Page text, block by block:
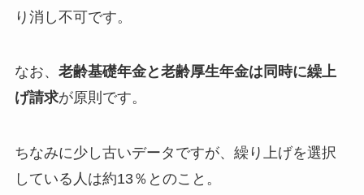
り消し不可です。
なお、 老齢基礎年金と老齢厚生年金は同時に繰上
げ請求が原則です。
ちなみに少し古いデータですが、繰り上げを選択
している人は約13％とのこと。